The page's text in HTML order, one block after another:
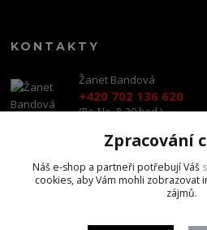
KONTAKTY
Žanet Bandová
+420 702 136 620
(Po-Ne, 8-20 hod.)
shop@brandscapital.cz
Zpracování
Náš e-shop a partneři potřebují Váš
cookies, aby Vám mohli zobrazovat
zájmů.